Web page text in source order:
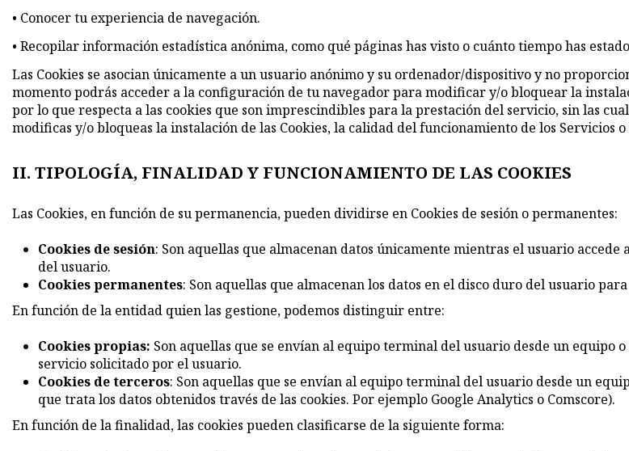
• Conocer tu experiencia de navegación.
• Recopilar información estadística anónima, como qué páginas has visto o cuánto tiempo has
Las Cookies se asocian únicamente a un usuario anónimo y su ordenador/dispositivo y no
momento podrás acceder a la configuración de tu navegador para modificar y/o bloquear la
por lo que respecta a las cookies que son imprescindibles para la prestación del servicio, sin las
modificas y/o bloqueas la instalación de las Cookies, la calidad del funcionamiento de los Servicios
II. TIPOLOGÍA, FINALIDAD Y FUNCIONAMIENTO DE LAS COOKIES
Las Cookies, en función de su permanencia, pueden dividirse en Cookies de sesión o permanentes:
Cookies de sesión: Son aquellas que almacenan datos únicamente mientras el usuario
del usuario.
Cookies permanentes: Son aquellas que almacenan los datos en el disco duro del usuario
En función de la entidad quien las gestione, podemos distinguir entre:
Cookies propias: Son aquellas que se envían al equipo terminal del usuario desde un
servicio solicitado por el usuario.
Cookies de terceros: Son aquellas que se envían al equipo terminal del usuario desde un
que trata los datos obtenidos través de las cookies. Por ejemplo Google Analytics o Comscore).
En función de la finalidad, las cookies pueden clasificarse de la siguiente forma: